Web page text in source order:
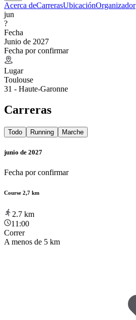
Acerca deCarrerasUbicaciónOrganizador
jun
?
Fecha
Junio de 2027
Fecha por confirmar
Lugar
Toulouse
31 - Haute-Garonne
Carreras
Todo Running Marche
junio de 2027
Fecha por confirmar
Course 2,7 km
2.7 km
11:00
Correr
A menos de 5 km